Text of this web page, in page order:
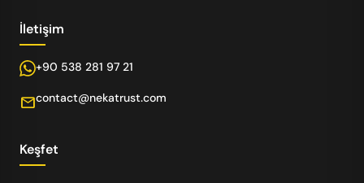
İletişim
+90 538 281 97 21
mailcontact@nekatrust.com
Keşfet